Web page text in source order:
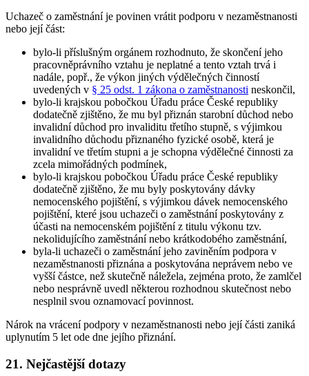
Uchazeč o zaměstnání je povinen vrátit podporu v nezaměstnanosti
nebo její část:
bylo-li příslušným orgánem rozhodnuto, že skončení jeho
pracovněprávního vztahu je neplatné a tento vztah trvá i
nadále, popř., že výkon jiných výdělečných činností
uvedených v § 25 odst. 1 zákona o zaměstnanosti neskončil,
bylo-li krajskou pobočkou Úřadu práce České republiky
dodatečně zjištěno, že mu byl přiznán starobní důchod nebo
invalidní důchod pro invaliditu třetího stupně, s výjimkou
invalidního důchodu přiznaného fyzické osobě, která je
invalidní ve třetím stupni a je schopna výdělečné činnosti za
zcela mimořádných podmínek,
bylo-li krajskou pobočkou Úřadu práce České republiky
dodatečně zjištěno, že mu byly poskytovány dávky
nemocenského pojištění, s výjimkou dávek nemocenského
pojištění, které jsou uchazeči o zaměstnání poskytovány z
účasti na nemocenském pojištění z titulu výkonu tzv.
nekolidujícího zaměstnání nebo krátkodobého zaměstnání,
byla-li uchazeči o zaměstnání jeho zaviněním podpora v
nezaměstnanosti přiznána a poskytována neprávem nebo ve
vyšší částce, než skutečně náležela, zejména proto, že zamlčel
nebo nesprávně uvedl některou rozhodnou skutečnost nebo
nesplnil svou oznamovací povinnost.
Nárok na vrácení podpory v nezaměstnanosti nebo její části zaniká
uplynutím 5 let ode dne jejího přiznání.
21. Nejčastější dotazy